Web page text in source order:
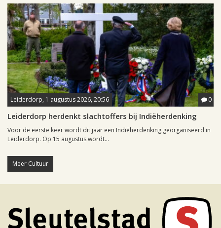
Leiderdorp, 1 augustus 2026, 20:56 0
Leiderdorp herdenkt slachtoffers bij Indiëherdenking
Voor de eerste keer wordt dit jaar een Indiëherdenking georganiseerd in
Leiderdorp. Op 15 augustus wordt...
Meer Cultuur